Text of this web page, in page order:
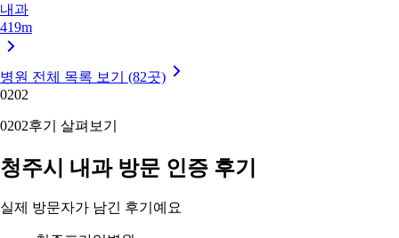
내과
419m
병원 전체 목록 보기 (82곳)
0202
0202후기 살펴보기
청주시 내과 방문 인증 후기
실제 방문자가 남긴 후기예요